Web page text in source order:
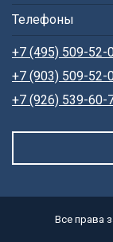
Телефоны
+7 (495) 509-52-
+7 (903) 509-52-
+7 (926) 539-60-
Все права